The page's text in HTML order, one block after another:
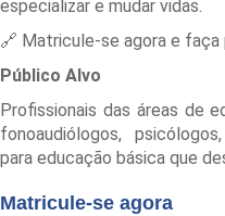
especializar e mudar vidas.
🔗 Matricule-se agora e
Público Alvo
Profissionais das áreas de
fonoaudiólogos,
para educação básica que
Matricule-se agora